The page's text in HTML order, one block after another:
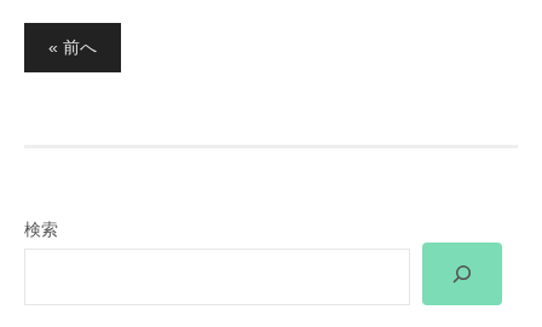
稿
送
« 前へ
検索